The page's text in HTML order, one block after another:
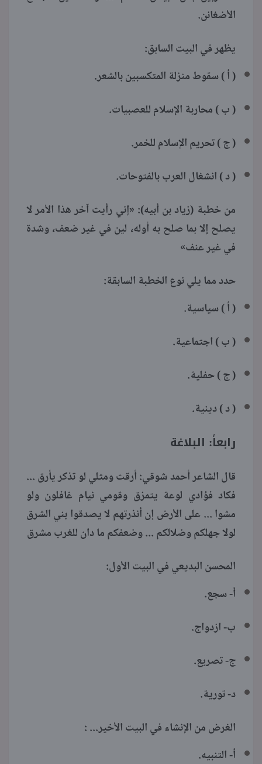
الأضغانن.
يظهر في البيت السابق:
( أ ) سقوط منزلة المتكسبين بالشعر.
( ب ) محاربة الإسلام للعصبيات.
( ج ) تحريم الإسلام للخمر.
( د ) انشغال العرب بالفتوحات.
من خطبة (زياد بن أبيه): «إني رأيت آخر هذا الأمر لا
يصلح إلا بما صلح به أوله، لين في غير ضعف، وشدة
في غير عنف»
حدد مما يلي نوع الخطبة السابقة:
( أ ) سياسية.
( ب ) اجتماعية.
( ج ) حفلية.
( د ) دينية.
رابعاً: البلاغة
قال الشاعر أحمد شوقي: أرقت ومثلي لو تذكر يأرق ...
فكاد فؤادي لوعة يتمزق وقومي نيام غافلون ولو
مشوا ... على الأرض إن أنذرتهم لا يصدقوا بني الشرق
لولا جهلكم وضلالكم ... وضعفكم ما دان للغرب مشرق
المحسن البديعي في البيت الأول:
أ- سجع.
ب- ازدواج.
ج- تصريع.
د- تورية.
الغرض من الإنشاء في البيت الأخير... :
أ- التنبيه.